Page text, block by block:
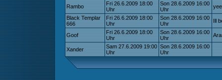
Rambo
Fri 26.6.2009 18:00
Uhr
Son 28.6.2009 16:00
Uhr
Black Templar
666
Fri 26.6.2009 18:00
Uhr
Son 28.6.2009 16:00
Uhr
Ill
Goof
Fri 26.6.2009 18:00
Uhr
Son 28.6.2009 16:00
Uhr
Xander
Sam 27.6.2009 19:00
Uhr
Son 28.6.2009 16:00
Uhr